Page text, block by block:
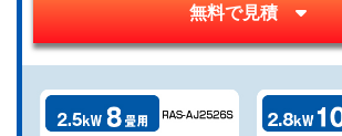
無料で見積